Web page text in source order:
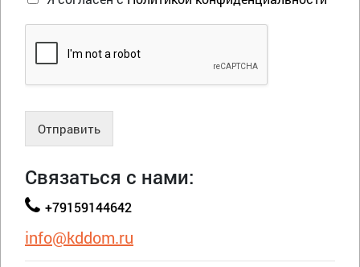
Отправить
Связаться с нами:
+79159144642
info@kddom.ru